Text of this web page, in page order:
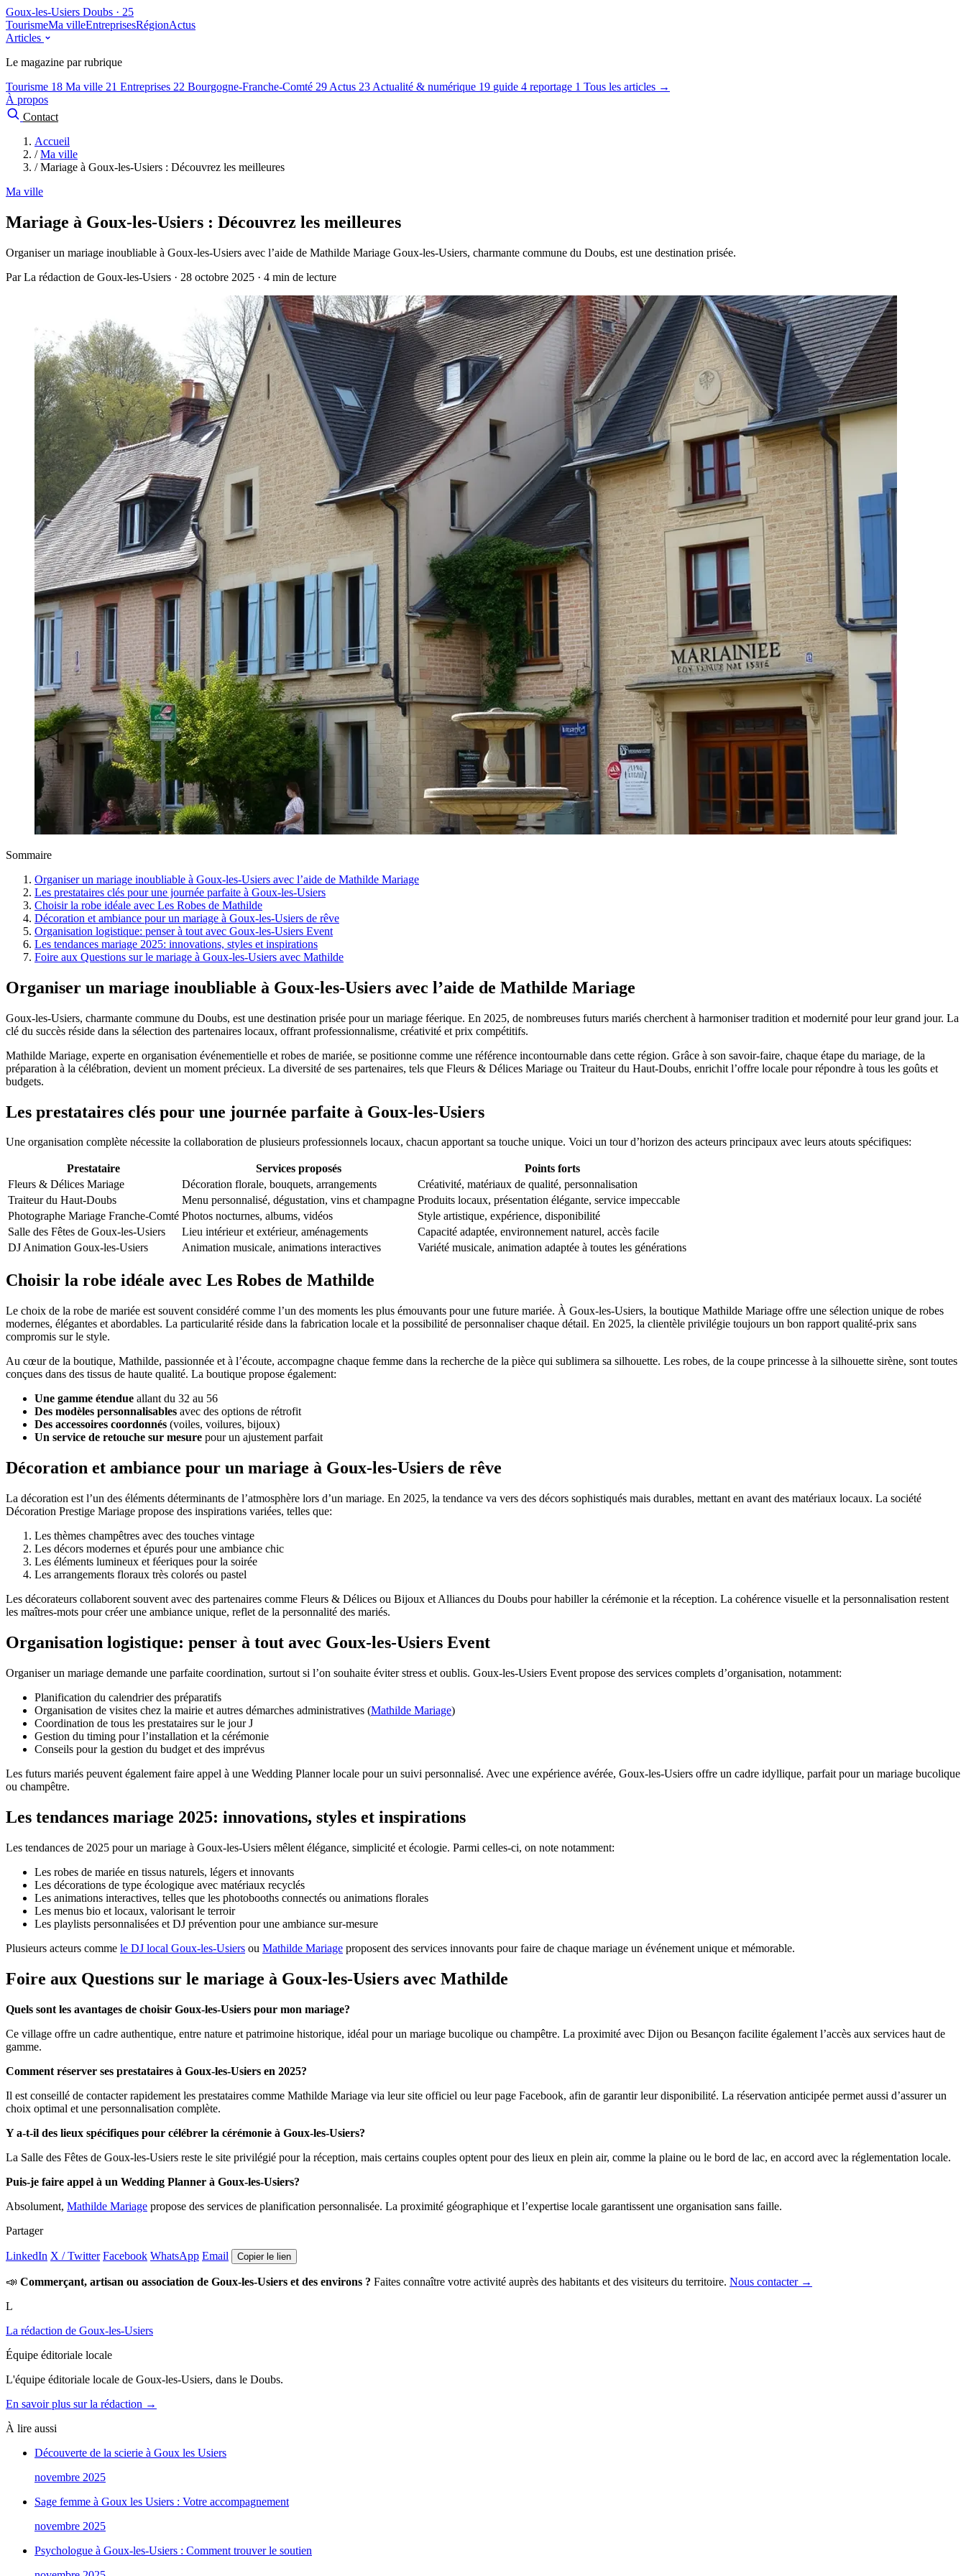
Goux-les-Usiers Doubs · 25
TourismeMa villeEntreprisesRégionActus
Articles
Le magazine par rubrique
Tourisme 18 Ma ville 21 Entreprises 22 Bourgogne-Franche-Comté 29 Actus 23 Actualité & numérique 19 guide 4 reportage 1 Tous les articles →
À propos
Contact
Accueil
/ Ma ville
/ Mariage à Goux-les-Usiers : Découvrez les meilleures
Ma ville
Mariage à Goux-les-Usiers : Découvrez les meilleures
Organiser un mariage inoubliable à Goux-les-Usiers avec l’aide de Mathilde Mariage Goux-les-Usiers, charmante commune du Doubs, est une destination prisée.
Par La rédaction de Goux-les-Usiers · 28 octobre 2025 · 4 min de lecture
Sommaire
Organiser un mariage inoubliable à Goux-les-Usiers avec l’aide de Mathilde Mariage
Les prestataires clés pour une journée parfaite à Goux-les-Usiers
Choisir la robe idéale avec Les Robes de Mathilde
Décoration et ambiance pour un mariage à Goux-les-Usiers de rêve
Organisation logistique: penser à tout avec Goux-les-Usiers Event
Les tendances mariage 2025: innovations, styles et inspirations
Foire aux Questions sur le mariage à Goux-les-Usiers avec Mathilde
Organiser un mariage inoubliable à Goux-les-Usiers avec l’aide de Mathilde Mariage
Goux-les-Usiers, charmante commune du Doubs, est une destination prisée pour un mariage féerique. En 2025, de nombreuses futurs mariés cherchent à harmoniser tradition et modernité pour leur grand jour. La
clé du succès réside dans la sélection des partenaires locaux, offrant professionnalisme, créativité et prix compétitifs.
Mathilde Mariage, experte en organisation événementielle et robes de mariée, se positionne comme une référence incontournable dans cette région. Grâce à son savoir-faire, chaque étape du mariage, de la
préparation à la célébration, devient un moment précieux. La diversité de ses partenaires, tels que Fleurs & Délices Mariage ou Traiteur du Haut-Doubs, enrichit l’offre locale pour répondre à tous les goûts et
budgets.
Les prestataires clés pour une journée parfaite à Goux-les-Usiers
Une organisation complète nécessite la collaboration de plusieurs professionnels locaux, chacun apportant sa touche unique. Voici un tour d’horizon des acteurs principaux avec leurs atouts spécifiques:
Prestataire Services proposés
Points forts
Fleurs & Délices Mariage
Décoration florale, bouquets, arrangements
Créativité, matériaux de qualité, personnalisation
Traiteur du Haut-Doubs
Menu personnalisé, dégustation, vins et champagne Produits locaux, présentation élégante, service impeccable
Photographe Mariage Franche-Comté Photos nocturnes, albums, vidéos
Style artistique, expérience, disponibilité
Salle des Fêtes de Goux-les-Usiers
Lieu intérieur et extérieur, aménagements
Capacité adaptée, environnement naturel, accès facile
DJ Animation Goux-les-Usiers
Animation musicale, animations interactives Variété musicale, animation adaptée à toutes les générations
Choisir la robe idéale avec Les Robes de Mathilde
Le choix de la robe de mariée est souvent considéré comme l’un des moments les plus émouvants pour une future mariée. À Goux-les-Usiers, la boutique Mathilde Mariage offre une sélection unique de robes
modernes, élégantes et abordables. La particularité réside dans la fabrication locale et la possibilité de personnaliser chaque détail. En 2025, la clientèle privilégie toujours un bon rapport qualité-prix sans
compromis sur le style.
Au cœur de la boutique, Mathilde, passionnée et à l’écoute, accompagne chaque femme dans la recherche de la pièce qui sublimera sa silhouette. Les robes, de la coupe princesse à la silhouette sirène, sont toutes
conçues dans des tissus de haute qualité. La boutique propose également:
Une gamme étendue allant du 32 au 56
Des modèles personnalisables avec des options de rétrofit
Des accessoires coordonnés (voiles, voilures, bijoux)
Un service de retouche sur mesure pour un ajustement parfait
Décoration et ambiance pour un mariage à Goux-les-Usiers de rêve
La décoration est l’un des éléments déterminants de l’atmosphère lors d’un mariage. En 2025, la tendance va vers des décors sophistiqués mais durables, mettant en avant des matériaux locaux. La société
Décoration Prestige Mariage propose des inspirations variées, telles que:
Les thèmes champêtres avec des touches vintage
Les décors modernes et épurés pour une ambiance chic
Les éléments lumineux et féeriques pour la soirée
Les arrangements floraux très colorés ou pastel
Les décorateurs collaborent souvent avec des partenaires comme Fleurs & Délices ou Bijoux et Alliances du Doubs pour habiller la cérémonie et la réception. La cohérence visuelle et la personnalisation restent
les maîtres-mots pour créer une ambiance unique, reflet de la personnalité des mariés.
Organisation logistique: penser à tout avec Goux-les-Usiers Event
Organiser un mariage demande une parfaite coordination, surtout si l’on souhaite éviter stress et oublis. Goux-les-Usiers Event propose des services complets d’organisation, notamment:
Planification du calendrier des préparatifs
Organisation de visites chez la mairie et autres démarches administratives (Mathilde Mariage)
Coordination de tous les prestataires sur le jour J
Gestion du timing pour l’installation et la cérémonie
Conseils pour la gestion du budget et des imprévus
Les futurs mariés peuvent également faire appel à une Wedding Planner locale pour un suivi personnalisé. Avec une expérience avérée, Goux-les-Usiers offre un cadre idyllique, parfait pour un mariage bucolique
ou champêtre.
Les tendances mariage 2025: innovations, styles et inspirations
Les tendances de 2025 pour un mariage à Goux-les-Usiers mêlent élégance, simplicité et écologie. Parmi celles-ci, on note notamment:
Les robes de mariée en tissus naturels, légers et innovants
Les décorations de type écologique avec matériaux recyclés
Les animations interactives, telles que les photobooths connectés ou animations florales
Les menus bio et locaux, valorisant le terroir
Les playlists personnalisées et DJ prévention pour une ambiance sur-mesure
Plusieurs acteurs comme le DJ local Goux-les-Usiers ou Mathilde Mariage proposent des services innovants pour faire de chaque mariage un événement unique et mémorable.
Foire aux Questions sur le mariage à Goux-les-Usiers avec Mathilde
Quels sont les avantages de choisir Goux-les-Usiers pour mon mariage?
Ce village offre un cadre authentique, entre nature et patrimoine historique, idéal pour un mariage bucolique ou champêtre. La proximité avec Dijon ou Besançon facilite également l’accès aux services haut de
gamme.
Comment réserver ses prestataires à Goux-les-Usiers en 2025?
Il est conseillé de contacter rapidement les prestataires comme Mathilde Mariage via leur site officiel ou leur page Facebook, afin de garantir leur disponibilité. La réservation anticipée permet aussi d’assurer un
choix optimal et une personnalisation complète.
Y a-t-il des lieux spécifiques pour célébrer la cérémonie à Goux-les-Usiers?
La Salle des Fêtes de Goux-les-Usiers reste le site privilégié pour la réception, mais certains couples optent pour des lieux en plein air, comme la plaine ou le bord de lac, en accord avec la réglementation locale.
Puis-je faire appel à un Wedding Planner à Goux-les-Usiers?
Absolument, Mathilde Mariage propose des services de planification personnalisée. La proximité géographique et l’expertise locale garantissent une organisation sans faille.
Partager
LinkedIn X / Twitter Facebook WhatsApp Email Copier le lien
📣 Commerçant, artisan ou association de Goux-les-Usiers et des environs ? Faites connaître votre activité auprès des habitants et des visiteurs du territoire. Nous contacter →
L
La rédaction de Goux-les-Usiers
Équipe éditoriale locale
L'équipe éditoriale locale de Goux-les-Usiers, dans le Doubs.
En savoir plus sur la rédaction →
À lire aussi
Découverte de la scierie à Goux les Usiers
novembre 2025
Sage femme à Goux les Usiers : Votre accompagnement
novembre 2025
Psychologue à Goux-les-Usiers : Comment trouver le soutien